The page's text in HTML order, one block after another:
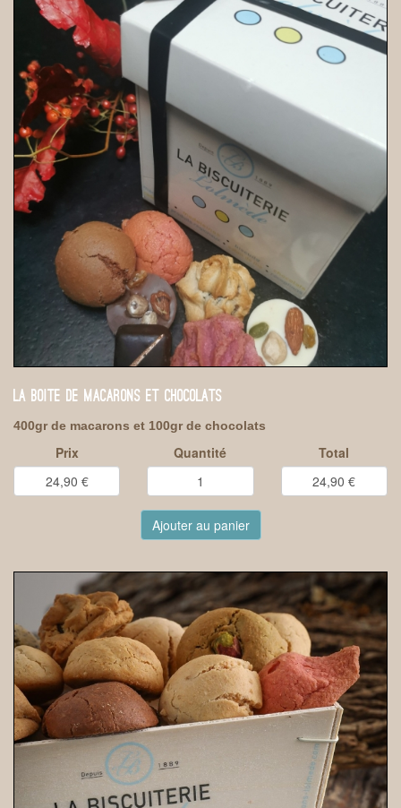
LA BOITE DE MACARONS ET CHOCOLATS
400gr de macarons et 100gr de chocolats
Prix Quantité Total
Ajouter au panier